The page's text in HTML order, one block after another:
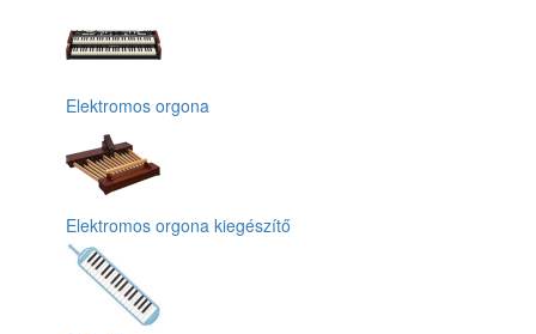
Elektromos orgona
Elektromos orgona kiegészítő